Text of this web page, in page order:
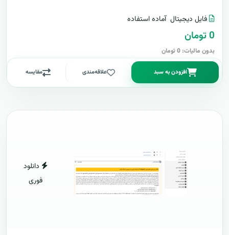
فایل دیجیتال آماده استفاده
0 تومان
بدون مالیات: 0 تومان
افزودن به سبد علاقه‌مندی مقایسه
دانلود
فوری